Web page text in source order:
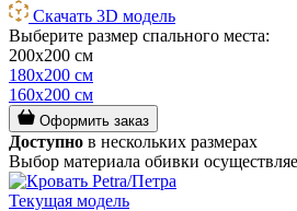
Скачать 3D модель
Выберите размер спального места:
200x200 см
180x200 см
160x200 см
Оформить заказ
Доступно в нескольких размерах
Выбор материала обивки
Текущая модель